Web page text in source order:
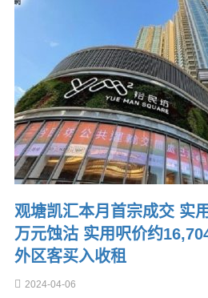
观塘凯汇本月首宗成交 实
万元蚀沽 实用呎价约
外区客买入收租
2024-04-06